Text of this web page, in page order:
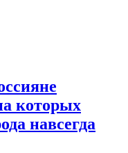
которых
навсегда